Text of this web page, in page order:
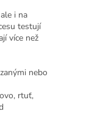
i na
testují
více než
nebo
rtuť,